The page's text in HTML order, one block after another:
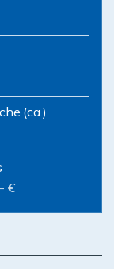
(ca.)
€